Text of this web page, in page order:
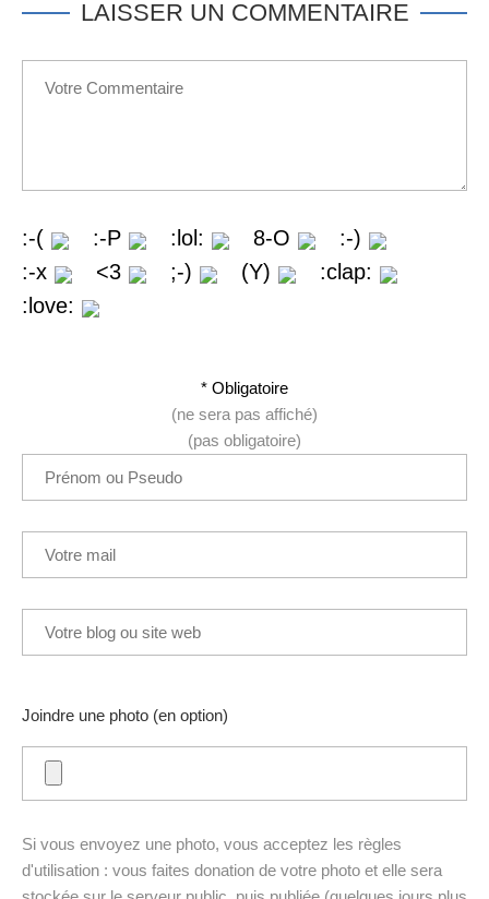
LAISSER UN COMMENTAIRE
:-( :-P :lol: 8-O
:-)
:-x
<3 ;-) (Y)
:clap:
:love:
* Obligatoire
(ne sera pas affiché)
(pas obligatoire)
Joindre une photo (en option)
Si vous envoyez une photo, vous acceptez les règles
d'utilisation : vous faites donation de votre photo et elle sera